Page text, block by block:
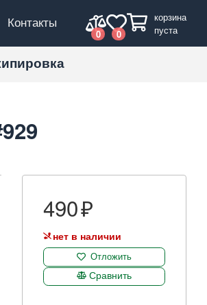
Контакты
0 0
корзина
пуста
490
нет в наличии
Отложить
Сравнить